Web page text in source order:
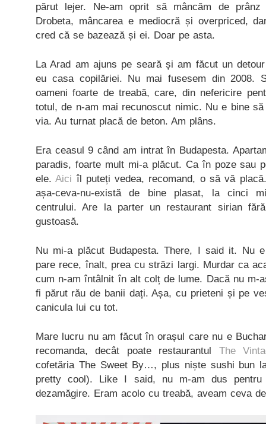
părut lejer. Ne-am oprit să mâncăm de
Drobeta, mâncarea e mediocră și overpriced,
cred că se bazează și ei. Doar pe asta.
La Arad am ajuns pe seară și am făcut un
eu casa copilăriei. Nu mai fusesem din 2008.
oameni foarte de treabă, care, din nefericire
totul, de n-am mai recunoscut nimic. Nu e bine
via. Au turnat placă de beton. Am plâns.
Era ceasul 9 când am intrat în Budapesta.
paradis, foarte mult mi-a plăcut. Ca în poze sau
ele.Aici îl puteți vedea, recomand, o să vă
așa-ceva-nu-există de bine plasat, la cinci
centrului. Are la parter un restaurant sirian
gustoasă.
Nu mi-a plăcut Budapesta. There, I said it. Nu
pare rece, înalt, prea cu străzi largi. Murdar ca
cum n-am întâlnit în alt colț de lume. Dacă nu m-
fi părut rău de banii dați. Așa, cu prieteni și pe
canicula lui cu tot.
Mare lucru nu am făcut în orașul care nu e
recomanda, decât poate restaurantul The
cofetăria The Sweet By…, plus niște sushi bun
pretty cool). Like I said, nu m-am dus
dezamăgire. Eram acolo cu treabă, aveam ceva